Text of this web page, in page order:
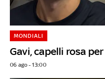
Gavi, capelli rosa
MONDIALI
06 ago - 13:00